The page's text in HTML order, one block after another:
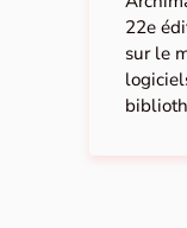
22e
sur le